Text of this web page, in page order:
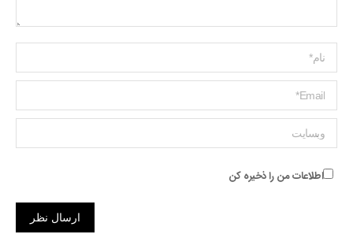
Name *
ایمیل *
وبسایت
اطلاعات من را ذخیره کن
ارسال نظر